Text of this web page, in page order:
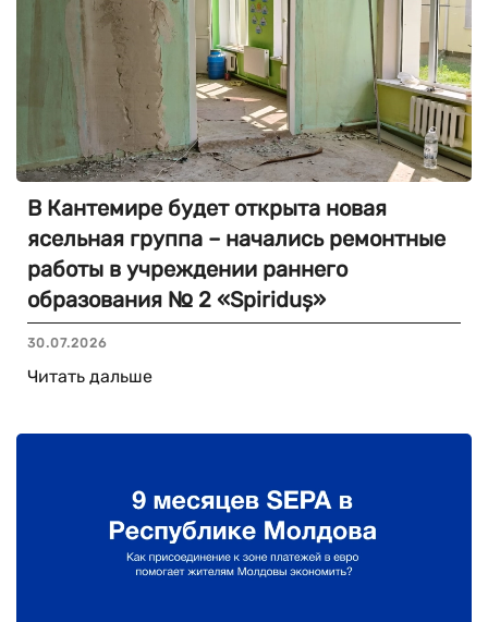
В Кантемире будет открыта новая
ясельная группа – начались ремонтные
работы в учреждении раннего
образования № 2 «Spiriduș»
30.07.2026
Читать дальше